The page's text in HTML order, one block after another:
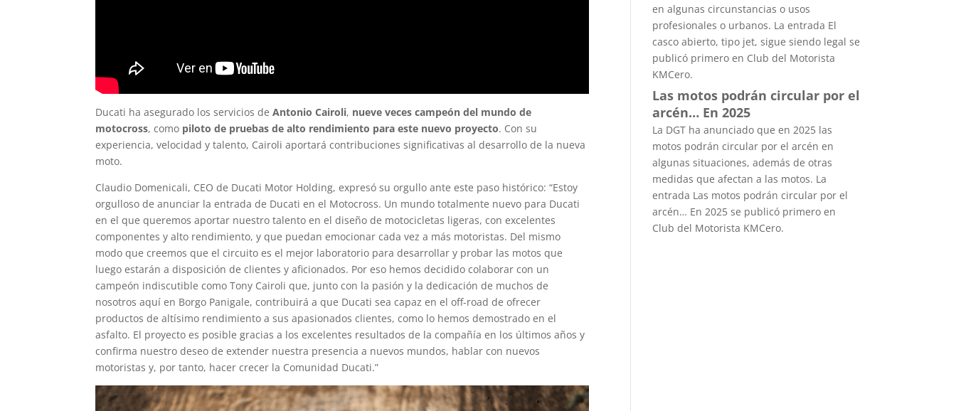
Ducati ha asegurado los servicios deAntonio Cairoli, nueve veces campeón del mundo de
motocross, como piloto de pruebas de alto rendimiento para este nuevo proyecto. Con su
experiencia, velocidad y talento, Cairoli aportará contribuciones significativas al desarrollo de la nueva
moto.
Claudio Domenicali, CEO de Ducati Motor Holding, expresó su orgullo ante este paso histórico: “Estoy
orgulloso de anunciar la entrada de Ducati en el Motocross. Un mundo totalmente nuevo para Ducati
en el que queremos aportar nuestro talento en el diseño de motocicletas ligeras, con excelentes
componentes y alto rendimiento, y que puedan emocionar cada vez a más motoristas. Del mismo
modo que creemos que el circuito es el mejor laboratorio para desarrollar y probar las motos que
luego estarán a disposición de clientes y aficionados. Por eso hemos decidido colaborar con un
campeón indiscutible como Tony Cairoli que, junto con la pasión y la dedicación de muchos de
nosotros aquí en Borgo Panigale, contribuirá a que Ducati sea capaz en el off-road de ofrecer
productos de altísimo rendimiento a sus apasionados clientes, como lo hemos demostrado en el
asfalto. El proyecto es posible gracias a los excelentes resultados de la compañía en los últimos años y
confirma nuestro deseo de extender nuestra presencia a nuevos mundos, hablar con nuevos
motoristas y, por tanto, hacer crecer la Comunidad Ducati.”
en algunas circunstancias o usos
profesionales o urbanos. La entrada El
casco abierto, tipo jet, sigue siendo legal se
publicó primero en Club del Motorista
KMCero.
Las motos podrán circular por el
arcén… En 2025
La DGT ha anunciado que en 2025 las
motos podrán circular por el arcén en
algunas situaciones, además de otras
medidas que afectan a las motos. La
entrada Las motos podrán circular por el
arcén… En 2025 se publicó primero en
Club del Motorista KMCero.